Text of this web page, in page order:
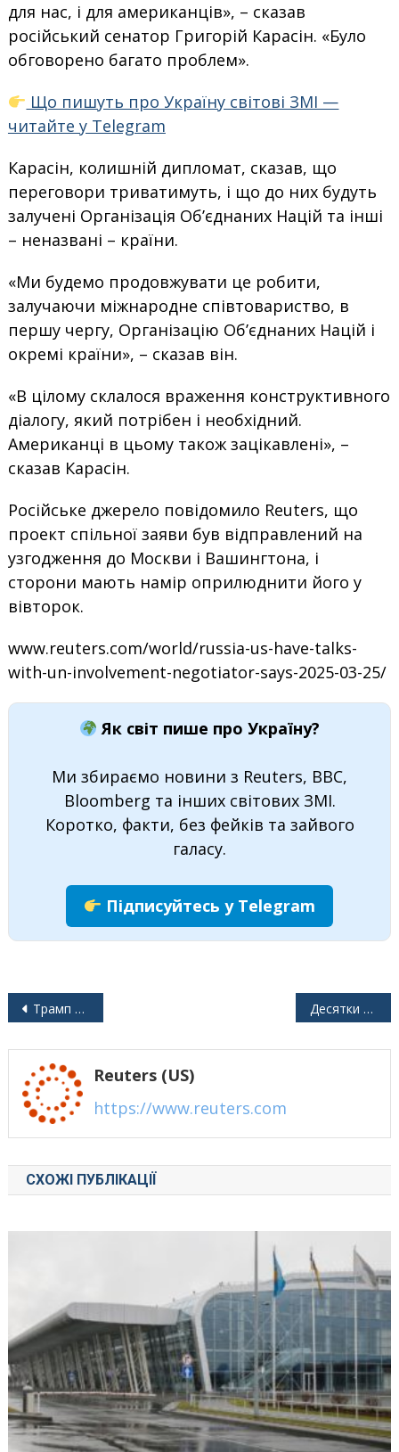
для нас, і для американців», – сказав
російський сенатор Григорій Карасін. «Було
обговорено багато проблем».
Що пишуть про Україну світові ЗМІ —
читайте у Telegram
Карасін, колишній дипломат, сказав, що
переговори триватимуть, і що до них будуть
залучені Організація Об’єднаних Націй та інші
– неназвані – країни.
«Ми будемо продовжувати це робити,
залучаючи міжнародне співтовариство, в
першу чергу, Організацію Об’єднаних Націй і
окремі країни», – сказав він.
«В цілому склалося враження конструктивного
діалогу, який потрібен і необхідний.
Американці в цьому також зацікавлені», –
сказав Карасін.
Російське джерело повідомило Reuters, що
проект спільної заяви був відправлений на
узгодження до Москви і Вашингтона, і
сторони мають намір оприлюднити його у
вівторок.
www.reuters.com/world/russia-us-have-talks-
with-un-involvement-negotiator-says-2025-03-25/
Як світ пише про Україну?
Ми збираємо новини з Reuters, BBC,
Bloomberg та інших світових ЗМІ.
Коротко, факти, без фейків та зайвого
галасу.
Підписуйтесь у Telegram
Навігація
Трамп скоротив міжнародну допомогу. Женева відчуває наслідки. Десятки поранених, в тому числі діти, в результаті удару по Україні після відновлення переговорів між США і Росією
Reuters (US)
https://www.reuters.com
СХОЖІ ПУБЛІКАЦІЇ